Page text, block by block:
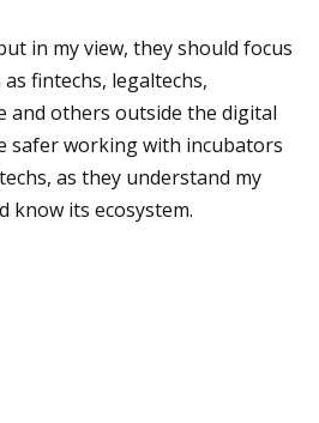
in my view, they should focus
fintechs, legaltechs,
and others outside the digital
safer working with incubators
as they understand my
know its ecosystem.